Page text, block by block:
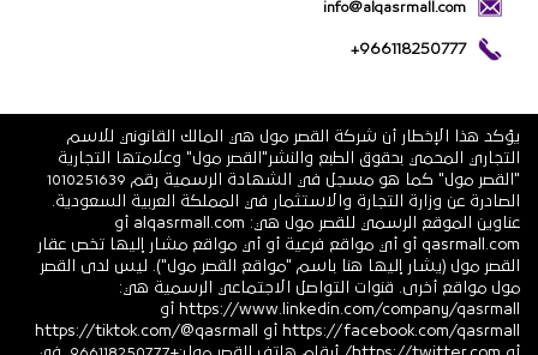
info@alqasrmall.com
+966118250777
يؤكد هذا الإخطار أن شركة القصر مول هي المالك القانوني للاسم
التجاري المحمي بحقوق الطبع والنشر"القصر مول" وعلامتها التجارية
"القصر مول" كما هو مسجل في الشهادة الرسمية رقم 1010251639
الصادرة عن وزارة التجارة والاستثمار في المملكة العربية السعودية.
عناوين الموقع الرسمي للقصر مول هي: alqasrmall.com أو
qasrmall.com أو أي مواقع فرعية أو أي مواقع مشار إليها تخص عقار
القصر مول (يشار إليها هنا باسم "مواقع القصر مول"). ليس لدى القصر
مول مواقع أخرى. قنوات التواصل الاجتماعي الرسمية هي:
https://www.linkedin.com/company/qasrmall أو
https://facebook.com/qasrmall أو https://tiktok.com/@qasrmall